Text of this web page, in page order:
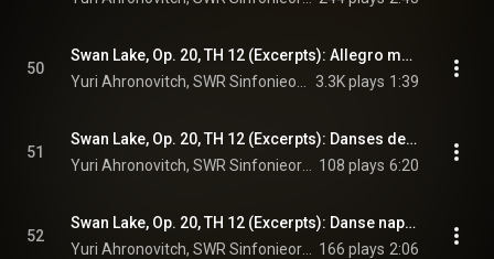
50
Swan Lake, Op. 20, TH 12 (Excerpts): Allegro moderato
3.3K plays 1:39
51
Swan Lake, Op. 20, TH 12 (Excerpts): Danses des cygnes. Pas d’action
108 plays 6:20
52
Swan Lake, Op. 20, TH 12 (Excerpts): Danse napolitaine. Allegro moderato
166 plays 2:06